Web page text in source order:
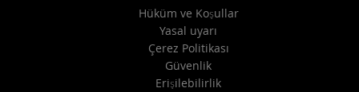
Hüküm ve Koşullar
Yasal uyarı
Çerez Politikası
Güvenlik
Erişilebilirlik